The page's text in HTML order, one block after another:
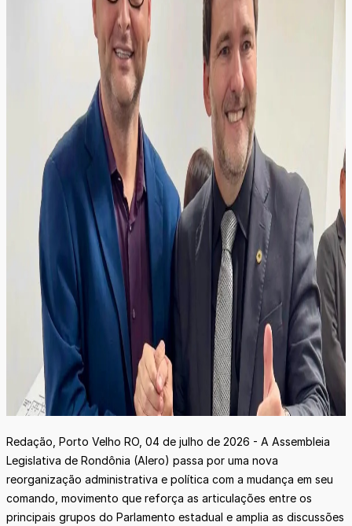
Redação, Porto Velho RO, 04 de julho de 2026 - A Assembleia
Legislativa de Rondônia (Alero) passa por uma nova
reorganização administrativa e política com a mudança em seu
comando, movimento que reforça as articulações entre os
principais grupos do Parlamento estadual e amplia as discussões